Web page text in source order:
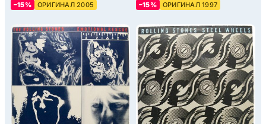
–15% ОРИГИНАЛ 2005 –15% ОРИГИНАЛ 1997